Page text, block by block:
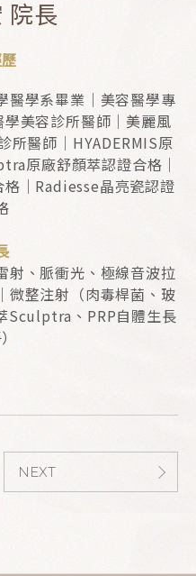
院長
醫學系畢業｜美容醫學專
美容診所醫師｜美麗風
所醫師｜HYADERMIS原
原廠舒顏萃認證合格｜
｜Radiesse晶亮瓷認證
射、脈衝光、極線音波拉
微整注射（肉毒桿菌、玻
Sculptra、PRP自體生長
NEXT